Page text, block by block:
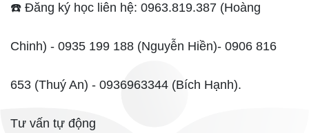
☎️ Đăng ký học liên hệ: 0963.819.387 (Hoàng
Chinh) - 0935 199 188‬ (Nguyễn Hiền)- 0906 816
653 (Thuý An) - 0936963344 (Bích Hạnh).
Tư vấn tự động